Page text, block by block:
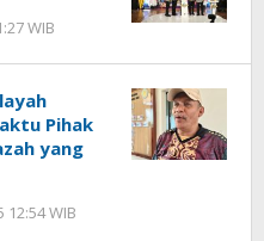
WIB
Pihak
yang
12:54 WIB